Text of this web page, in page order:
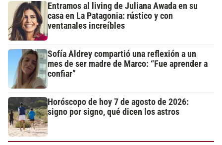
Entramos al living de Juliana Awada en su
casa en La Patagonia: rústico y con
ventanales increíbles
Sofía Aldrey compartió una reflexión a un
mes de ser madre de Marco: “Fue aprender a
confiar”
Horóscopo de hoy 7 de agosto de 2026:
signo por signo, qué dicen los astros